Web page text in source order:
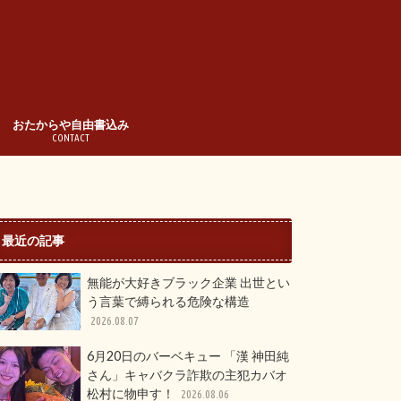
おたからや自由書込み
CONTACT
最近の記事
無能が大好きブラック企業 出世とい
う言葉で縛られる危険な構造
2026.08.07
6月20日のバーベキュー 「漢 神田純
さん」キャバクラ詐欺の主犯カバオ
松村に物申す！
2026.08.06